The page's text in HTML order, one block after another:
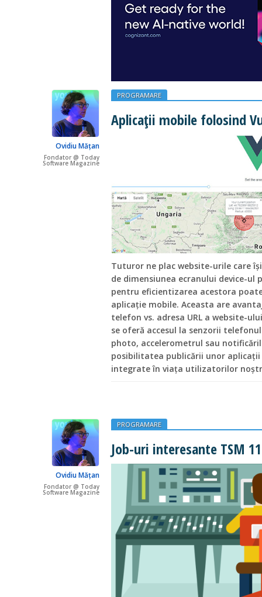
Ovidiu Mățan
Fondator @ Today
Software Magazine
PROGRAMARE
Aplicații mobile folosind
Tuturor ne plac website-urile care
de dimensiunea ecranului device-ul
pentru eficientizarea acestora
aplicație mobile. Aceasta are
telefon vs. adresa URL a website-
se oferă accesul la senzorii
photo, accelerometrul sau
posibilitatea publicării unor aplicații
integrate în viața utilizatorilor
Ovidiu Mățan
Fondator @ Today
Software Magazine
PROGRAMARE
Job-uri interesante TSM